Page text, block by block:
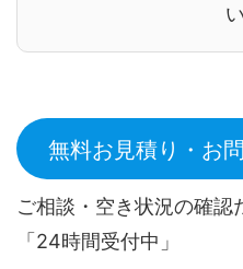
無料お見積り・お
ご相談・空き状況の確
「24時間受付中」